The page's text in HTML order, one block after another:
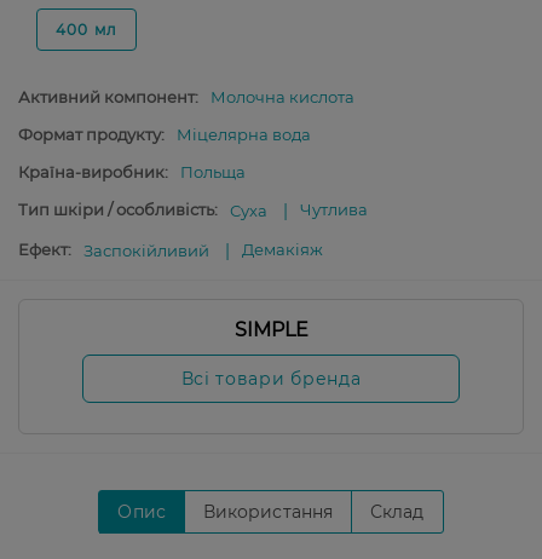
400 мл
Активний компонент:
Молочна кислота
Формат продукту:
Міцелярна вода
Країна-виробник:
Польща
Тип шкіри / особливість:
Суха Чутлива
Ефект: Заспокійливий Демакіяж
SIMPLE
Всі товари бренда
Опис Використання Склад